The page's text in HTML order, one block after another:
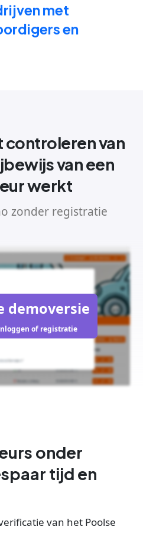
met
en
controleren van
van een
werkt
zonder registratie
demoversie
of registratie
onder
tijd en
van het Poolse